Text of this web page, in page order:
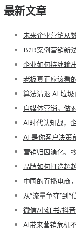
最新文章
未来企业营销从
B2B案例营销新
企业如何持续输
老板真正应该看
算法清退 AI 垃
自媒体营销，做
AI时代认知战，
AI 是你客户决策
营销归因演化、
品牌如何打造超
中国的直播电商
从“流量争夺”到“
微信/小红书/抖
AI带来营销危机